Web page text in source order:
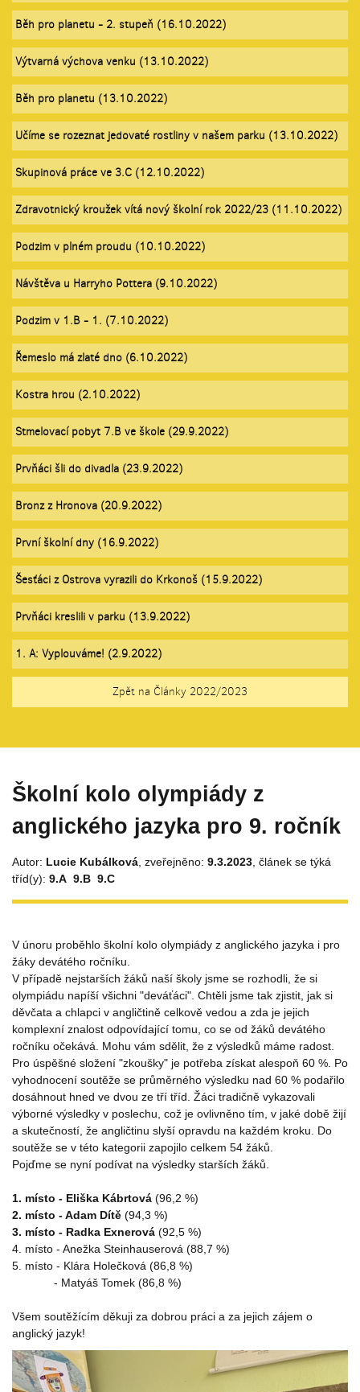
Běh pro planetu - 2. stupeň (16.10.2022)
Výtvarná výchova venku (13.10.2022)
Běh pro planetu (13.10.2022)
Učíme se rozeznat jedovaté rostliny v našem parku (13.10.2022)
Skupinová práce ve 3.C (12.10.2022)
Zdravotnický kroužek vítá nový školní rok 2022/23 (11.10.2022)
Podzim v plném proudu (10.10.2022)
Návštěva u Harryho Pottera (9.10.2022)
Podzim v 1.B - 1. (7.10.2022)
Řemeslo má zlaté dno (6.10.2022)
Kostra hrou (2.10.2022)
Stmelovací pobyt 7.B ve škole (29.9.2022)
Prvňáci šli do divadla (23.9.2022)
Bronz z Hronova (20.9.2022)
První školní dny (16.9.2022)
Šesťáci z Ostrova vyrazili do Krkonoš (15.9.2022)
Prvňáci kreslili v parku (13.9.2022)
1. A: Vyplouváme! (2.9.2022)
Zpět na Články 2022/2023
Školní kolo olympiády z
anglického jazyka pro 9. ročník
Autor: Lucie Kubálková , zveřejněno: 9.3.2023 , článek se týká
tříd(y): 9.A 9.B 9.C
V únoru proběhlo školní kolo olympiády z anglického jazyka i pro
žáky devátého ročníku.
V případě nejstarších žáků naší školy jsme se rozhodli, že si
olympiádu napíší všichni "deváťáci". Chtěli jsme tak zjistit, jak si
děvčata a chlapci v angličtině celkově vedou a zda je jejich
komplexní znalost odpovídající tomu, co se od žáků devátého
ročníku očekává. Mohu vám sdělit, že z výsledků máme radost.
Pro úspěšné složení "zkoušky" je potřeba získat alespoň 60 %. Po
vyhodnocení soutěže se průměrného výsledku nad 60 % podařilo
dosáhnout hned ve dvou ze tří tříd. Žáci tradičně vykazovali
výborné výsledky v poslechu, což je ovlivněno tím, v jaké době žijí
a skutečností, že angličtinu slyší opravdu na každém kroku. Do
soutěže se v této kategorii zapojilo celkem 54 žáků.
Pojďme se nyní podívat na výsledky starších žáků.
1. místo - Eliška Kábrtová (96,2 %)
2. místo - Adam Dítě (94,3 %)
3. místo - Radka Exnerová (92,5 %)
4. místo - Anežka Steinhauserová (88,7 %)
5. místo - Klára Holečková (86,8 %)
- Matyáš Tomek (86,8 %)
Všem soutěžícím děkuji za dobrou práci a za jejich zájem o
anglický jazyk!